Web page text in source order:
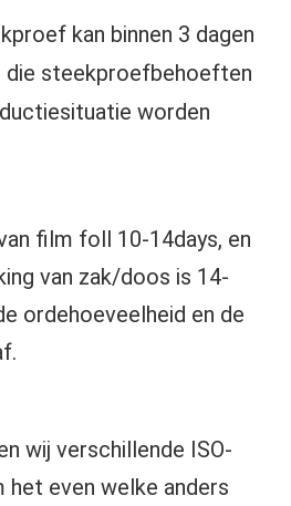
kan binnen 3 dagen
die steekproefbehoeften
worden
film foll 10-14days, en
van zak/doos is 14-
ordehoeveelheid en de
wij verschillende ISO-
even welke anders